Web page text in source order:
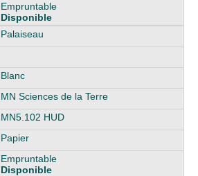
Empruntable
Disponible
Palaiseau
Blanc
MN Sciences de la Terre
MN5.102 HUD
Papier
Empruntable
Disponible